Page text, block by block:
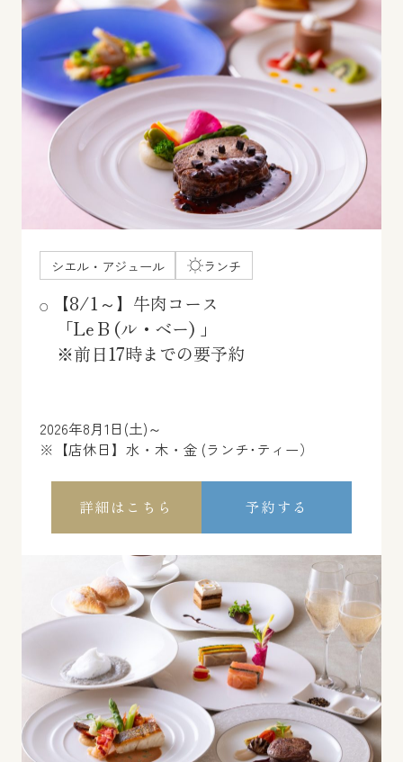
シエル・アジュール ランチ
【8/1～】牛肉コース
「Le B (ル・ベー) 」
※前日17時までの要予約
2026年8月1日(土)～
※【店休日】水・木・金 (ランチ･ティー）
詳細はこちら 予約する